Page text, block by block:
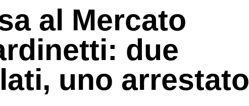
al Mercato
due
uno arrestato